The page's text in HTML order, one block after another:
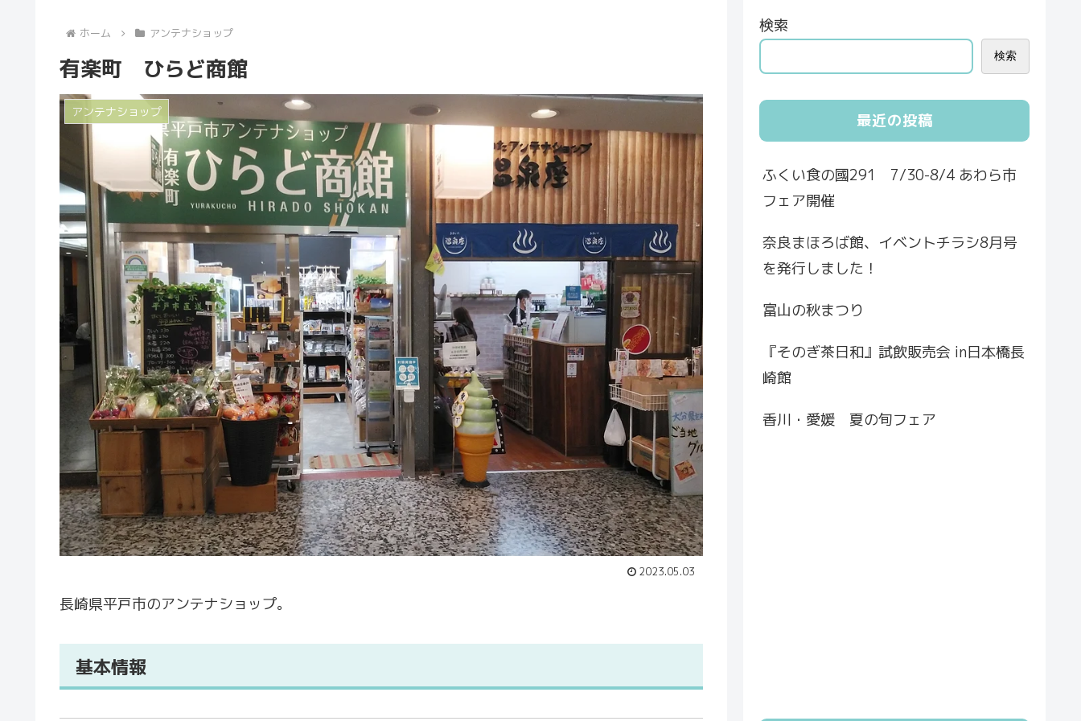
ホーム アンテナショップ
有楽町 ひらど商館
アンテナショップ
2023.05.03
長崎県平戸市のアンテナショップ。
基本情報
検索
検索
最近の投稿
ふくい食の國291 7/30-8/4 あわら市
フェア開催
奈良まほろば館、イベントチラシ8月号
を発行しました！
富山の秋まつり
『そのぎ茶日和』試飲販売会 in日本橋長
崎館
香川・愛媛 夏の旬フェア